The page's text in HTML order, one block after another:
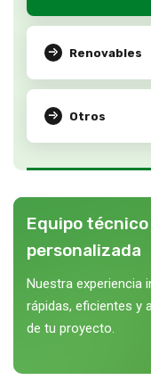
Renovables
Otros
Equipo
personalizada
Nuestra experiencia
rápidas, eficientes y
de tu proyecto.